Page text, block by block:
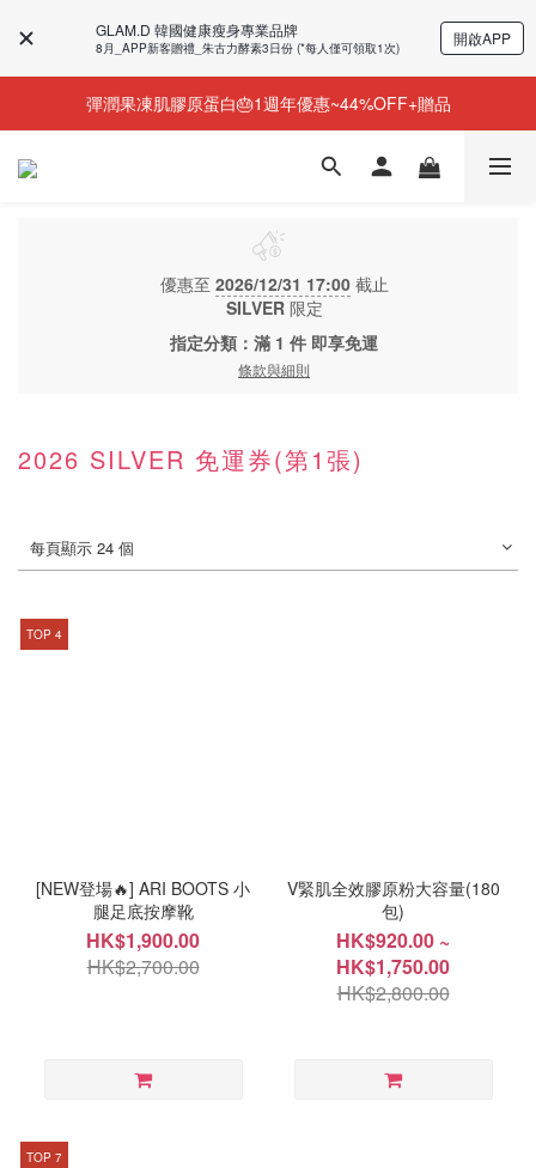
GLAM.D 韓國健康瘦身專業品牌
8月_APP新客贈禮_朱古力酵素3日份 (*每人僅可領取1次) 開啟APP
NEW💫ARI BOOTS 小腿足底按摩靴登場
今個夏天零糖輕鬆瘦⭐限時58%OFF＋贈品
彈潤果凍肌膠原蛋白🎂1週年優惠~44%OFF+贈品
NEW💫ARI BOOTS 小腿足底按摩靴登場
優惠至 2026/12/31 17:00截止
SILVER限定
指定分類：滿 1 件 即享免運
條款與細則
2026 SILVER 免運券(第1張)
每頁顯示 24 個
TOP 4
[NEW登場🔥] ARI BOOTS 小
腿足底按摩靴
HK$1,900.00
HK$2,700.00
V緊肌全效膠原粉大容量(180
包)
HK$920.00 ~
HK$1,750.00
HK$2,800.00
TOP 7